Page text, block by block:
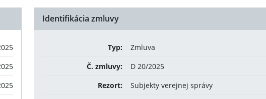
Identifikácia zmluvy
Typ:
Zmluva
Č. zmluvy:
D 20/2025
Rezort:
Subjekty verejnej správy